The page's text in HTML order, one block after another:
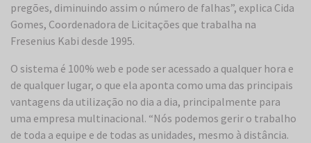
pregões, diminuindo assim o número de falhas”, explica Cida
Gomes, Coordenadora de Licitações que trabalha na
Fresenius Kabi desde 1995.
O sistema é 100% web e pode ser acessado a qualquer hora e
de qualquer lugar, o que ela aponta como uma das principais
vantagens da utilização no dia a dia, principalmente para
uma empresa multinacional. “Nós podemos gerir o trabalho
de toda a equipe e de todas as unidades, mesmo à distância.